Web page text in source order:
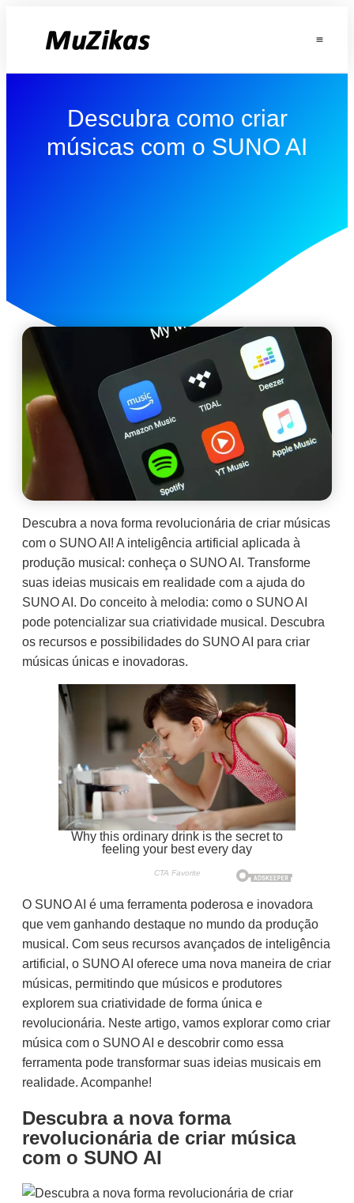
Descubra como criar
músicas com o SUNO AI
Descubra a nova forma revolucionária de criar músicas
com o SUNO AI! A inteligência artificial aplicada à
produção musical: conheça o SUNO AI. Transforme
suas ideias musicais em realidade com a ajuda do
SUNO AI. Do conceito à melodia: como o SUNO AI
pode potencializar sua criatividade musical. Descubra
os recursos e possibilidades do SUNO AI para criar
músicas únicas e inovadoras.
O SUNO AI é uma ferramenta poderosa e inovadora
que vem ganhando destaque no mundo da produção
musical. Com seus recursos avançados de inteligência
artificial, o SUNO AI oferece uma nova maneira de criar
músicas, permitindo que músicos e produtores
explorem sua criatividade de forma única e
revolucionária. Neste artigo, vamos explorar como criar
música com o SUNO AI e descobrir como essa
ferramenta pode transformar suas ideias musicais em
realidade. Acompanhe!
Descubra a nova forma
revolucionária de criar música
com o SUNO AI